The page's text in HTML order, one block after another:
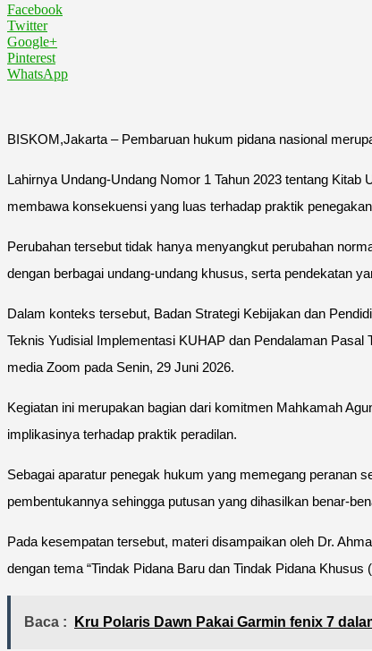
Facebook
Twitter
Google+
Pinterest
WhatsApp
BISKOM,Jakarta – Pembaruan hukum pidana nasional
Lahirnya Undang-Undang Nomor 1 Tahun 2023 tentang
membawa konsekuensi yang luas terhadap praktik
Perubahan tersebut tidak hanya menyangkut perubahan
dengan berbagai undang-undang khusus, serta pendekatan
Dalam konteks tersebut, Badan Strategi Kebijakan dan
Teknis Yudisial Implementasi KUHAP dan Pendalaman
media Zoom pada Senin, 29 Juni 2026.
Kegiatan ini merupakan bagian dari komitmen Mahkamah
implikasinya terhadap praktik peradilan.
Sebagai aparatur penegak hukum yang memegang peranan
pembentukannya sehingga putusan yang dihasilkan benar-
Pada kesempatan tersebut, materi disampaikan oleh Dr.
dengan tema “Tindak Pidana Baru dan Tindak Pidana
Baca : Kru Polaris Dawn Pakai Garmin fenix 7